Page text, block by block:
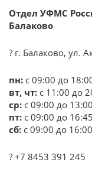
Отдел УФМС
Балаково
? г. Балаково, ул.
пн: с 09:00 до
вт, чт: с 11:00 до
ср: с 09:00 до 13:00
пт: с 09:00 до
сб: с 09:00 до
? +7 8453 391 245